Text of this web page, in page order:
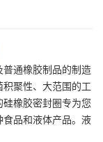
通橡胶制品的制造
聚性、大范围的工
橡胶密封圈专为您
食品和液体产品。液